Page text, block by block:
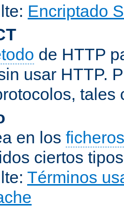
Encriptado
de HTTP
usar HTTP.
tales
en los
ciertos
Términos